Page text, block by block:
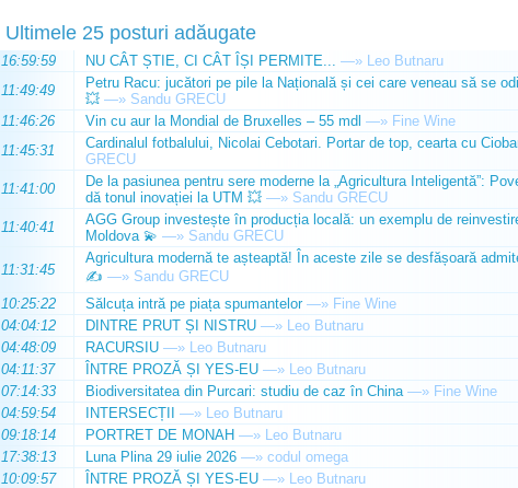
Ultimele 25 posturi adăugate
16:59:59 NU CÂT ȘTIE, CI CÂT ÎȘI PERMITE... —» Leo Butnaru
11:49:49
Petru Racu: jucători pe pile la Națională și cei care veneau să se
💥 —» Sandu GRECU
11:46:26
Vin cu aur la Mondial de Bruxelles – 55 mdl —» Fine Wine
11:45:31
Cardinalul fotbalului, Nicolai Cebotari. Portar de top, cearta cu
GRECU
11:41:00
De la pasiunea pentru sere moderne la „Agricultura Inteligentă”:
dă tonul inovației la UTM 💥 —» Sandu GRECU
11:40:41
AGG Group investește în producția locală: un exemplu de
Moldova 💫 —» Sandu GRECU
11:31:45
Agricultura modernă te așteaptă! În aceste zile se desfășoară
✍️ —» Sandu GRECU
10:25:22
Sălcuța intră pe piața spumantelor —» Fine Wine
04:04:12
DINTRE PRUT ȘI NISTRU —» Leo Butnaru
04:48:09
RACURSIU —» Leo Butnaru
04:11:37
ÎNTRE PROZĂ ȘI YES-EU —» Leo Butnaru
07:14:33
Biodiversitatea din Purcari: studiu de caz în China —» Fine Wine
04:59:54
INTERSECȚII —» Leo Butnaru
09:18:14
PORTRET DE MONAH —» Leo Butnaru
17:38:13
Luna Plina 29 iulie 2026 —» codul omega
10:09:57
ÎNTRE PROZĂ ȘI YES-EU —» Leo Butnaru